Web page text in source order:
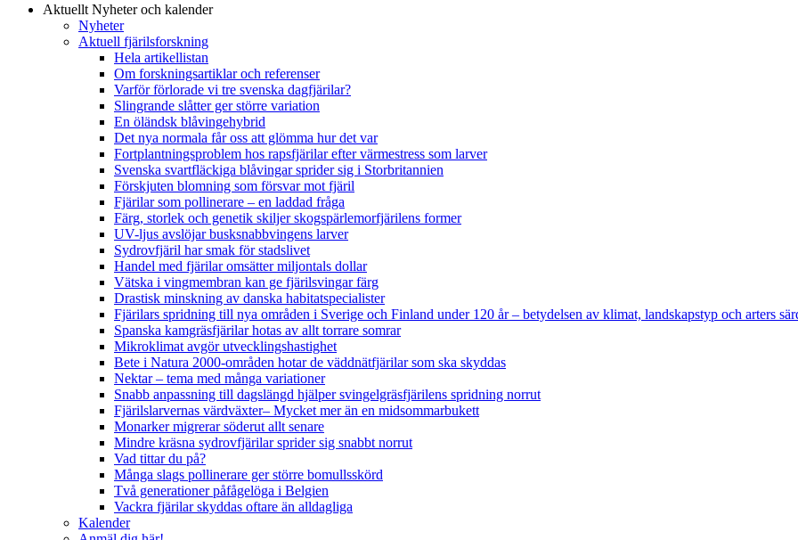
Aktuellt Nyheter och kalender
Nyheter
Aktuell fjärilsforskning
Hela artikellistan
Om forskningsartiklar och referenser
Varför förlorade vi tre svenska dagfjärilar?
Slingrande slåtter ger större variation
En öländsk blåvingehybrid
Det nya normala får oss att glömma hur det var
Fortplantningsproblem hos rapsfjärilar efter värmestress som larver
Svenska svartfläckiga blåvingar sprider sig i Storbritannien
Förskjuten blomning som försvar mot fjäril
Fjärilar som pollinerare – en laddad fråga
Färg, storlek och genetik skiljer skogspärlemorfjärilens former
UV-ljus avslöjar busksnabbvingens larver
Sydrovfjäril har smak för stadslivet
Handel med fjärilar omsätter miljontals dollar
Vätska i vingmembran kan ge fjärilsvingar färg
Drastisk minskning av danska habitatspecialister
Fjärilars spridning till nya områden i Sverige och Finland under 120 år– betydelsen av klimat, landskapstyp och arters
Spanska kamgräsfjärilar hotas av allt torrare somrar
Mikroklimat avgör utvecklingshastighet
Bete i Natura 2000-områden hotar de väddnätfjärilar som ska skyddas
Nektar – tema med många variationer
Snabb anpassning till dagslängd hjälper svingelgräsfjärilens spridning norrut
Fjärilslarvernas värdväxter– Mycket mer än en midsommarbukett
Monarker migrerar söderut allt senare
Mindre kräsna sydrovfjärilar sprider sig snabbt norrut
Vad tittar du på?
Många slags pollinerare ger större bomullsskörd
Två generationer påfågelöga i Belgien
Vackra fjärilar skyddas oftare än alldagliga
Kalender